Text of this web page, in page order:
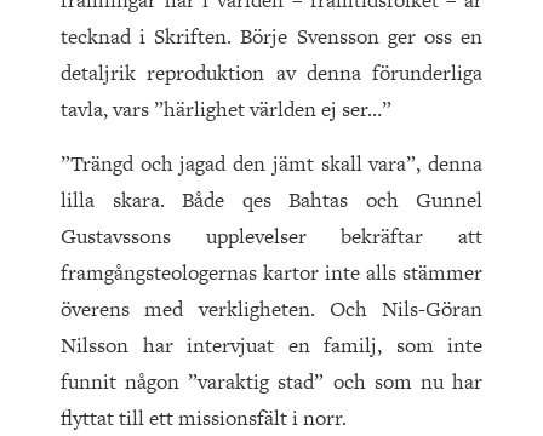
tecknad i Skriften. Börje Svensson ger oss en
detaljrik reproduktion av denna förunderliga
tavla, vars ”härlighet världen ej ser…”
”Trängd och jagad den jämt skall vara”, denna
lilla skara. Både qes Bahtas och Gunnel
Gustavssons upplevelser bekräftar att
framgångsteologernas kartor inte alls stämmer
överens med verkligheten. Och Nils-Göran
Nilsson har intervjuat en familj, som inte
funnit någon ”varaktig stad” och som nu har
flyttat till ett missionsfält i norr.